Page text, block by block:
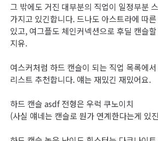
그 밖에도 거진 대부분의 직업이 일정부분
가지고 있긴합니다. 드나도 아스트라에 따
있고, 여그플도 체인커넥션으로 후딜 캔슬
지유.
여스커처럼 하드 캔슬이 되는 직업 목록에
리스트 추천합니다. 얘는 재밌긴 재밌어요.
하드 캔슬 asdf 전형은 우럭 쿠노이치
(사실 얘네는 캔슬로 뭔가 연계한다는게 있